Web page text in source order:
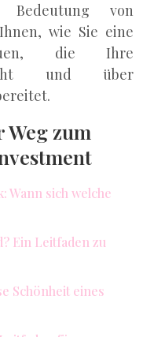
Bedeutung von
wie Sie eine
die Ihre
und über
zum
Wann sich welche
Ein Leitfaden zu
Schönheit eines